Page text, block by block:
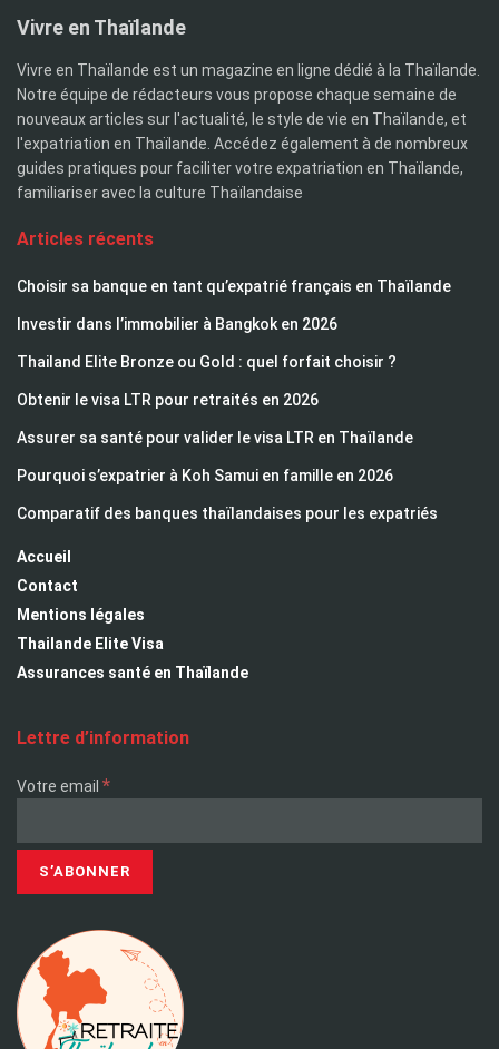
Vivre en Thaïlande
Vivre en Thaïlande est un magazine en ligne dédié à la Thaïlande.
Notre équipe de rédacteurs vous propose chaque semaine de
nouveaux articles sur l'actualité, le style de vie en Thaïlande, et
l'expatriation en Thaïlande. Accédez également à de nombreux
guides pratiques pour faciliter votre expatriation en Thaïlande,
familiariser avec la culture Thaïlandaise
Articles récents
Choisir sa banque en tant qu’expatrié français en Thaïlande
Investir dans l’immobilier à Bangkok en 2026
Thailand Elite Bronze ou Gold : quel forfait choisir ?
Obtenir le visa LTR pour retraités en 2026
Assurer sa santé pour valider le visa LTR en Thaïlande
Pourquoi s’expatrier à Koh Samui en famille en 2026
Comparatif des banques thaïlandaises pour les expatriés
Accueil
Contact
Mentions légales
Thailande Elite Visa
Assurances santé en Thaïlande
Lettre d’information
Votre email *